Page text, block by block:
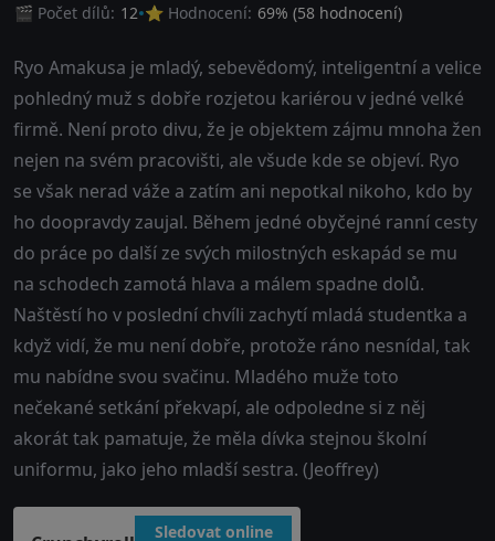
🎬 Počet dílů: 12 ⭐ Hodnocení: 69% (58 hodnocení)
Ryo Amakusa je mladý, sebevědomý, inteligentní a velice
pohledný muž s dobře rozjetou kariérou v jedné velké
firmě. Není proto divu, že je objektem zájmu mnoha žen
nejen na svém pracovišti, ale všude kde se objeví. Ryo
se však nerad váže a zatím ani nepotkal nikoho, kdo by
ho doopravdy zaujal. Během jedné obyčejné ranní cesty
do práce po další ze svých milostných eskapád se mu
na schodech zamotá hlava a málem spadne dolů.
Naštěstí ho v poslední chvíli zachytí mladá studentka a
když vidí, že mu není dobře, protože ráno nesnídal, tak
mu nabídne svou svačinu. Mladého muže toto
nečekané setkání překvapí, ale odpoledne si z něj
akorát tak pamatuje, že měla dívka stejnou školní
uniformu, jako jeho mladší sestra. (Jeoffrey)
Sledovat online